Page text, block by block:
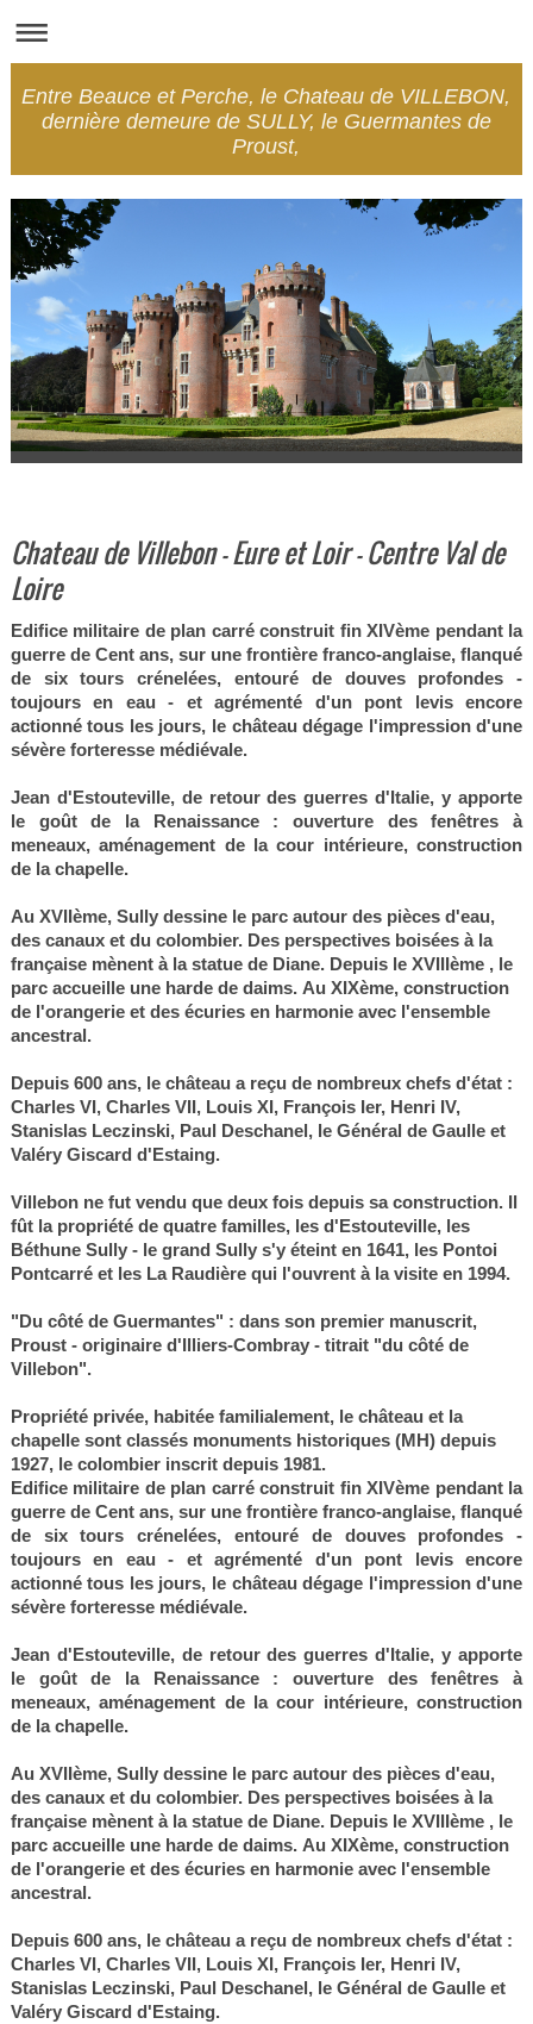
Entre Beauce et Perche, le Chateau de VILLEBON,
dernière demeure de SULLY, le Guermantes de
Proust,
Chateau de Villebon - Eure et Loir - Centre Val de
Loire
Edifice militaire de plan carré construit fin XIVème pendant la
guerre de Cent ans, sur une frontière franco-anglaise, flanqué
de six tours crénelées, entouré de douves profondes -
toujours en eau - et agrémenté d'un pont levis encore
actionné tous les jours, le château dégage l'impression d'une
sévère forteresse médiévale.
Jean d'Estouteville, de retour des guerres d'Italie, y apporte
le goût de la Renaissance : ouverture des fenêtres à
meneaux, aménagement de la cour intérieure, construction
de la chapelle.
Au XVIIème, Sully dessine le parc autour des pièces d'eau,
des canaux et du colombier. Des perspectives boisées à la
française mènent à la statue de Diane. Depuis le XVIIIème , le
parc accueille une harde de daims. Au XIXème, construction
de l'orangerie et des écuries en harmonie avec l'ensemble
ancestral.
Depuis 600 ans, le château a reçu de nombreux chefs d'état :
Charles VI, Charles VII, Louis XI, François Ier, Henri IV,
Stanislas Leczinski, Paul Deschanel, le Général de Gaulle et
Valéry Giscard d'Estaing.
Villebon ne fut vendu que deux fois depuis sa construction. Il
fût la propriété de quatre familles, les d'Estouteville, les
Béthune Sully - le grand Sully s'y éteint en 1641, les Pontoi
Pontcarré et les La Raudière qui l'ouvrent à la visite en 1994.
"Du côté de Guermantes" : dans son premier manuscrit,
Proust - originaire d'Illiers-Combray - titrait "du côté de
Villebon".
Propriété privée, habitée familialement, le château et la
chapelle sont classés monuments historiques (MH) depuis
1927, le colombier inscrit depuis 1981.
Edifice militaire de plan carré construit fin XIVème pendant la
guerre de Cent ans, sur une frontière franco-anglaise, flanqué
de six tours crénelées, entouré de douves profondes -
toujours en eau - et agrémenté d'un pont levis encore
actionné tous les jours, le château dégage l'impression d'une
sévère forteresse médiévale.
Jean d'Estouteville, de retour des guerres d'Italie, y apporte
le goût de la Renaissance : ouverture des fenêtres à
meneaux, aménagement de la cour intérieure, construction
de la chapelle.
Au XVIIème, Sully dessine le parc autour des pièces d'eau,
des canaux et du colombier. Des perspectives boisées à la
française mènent à la statue de Diane. Depuis le XVIIIème , le
parc accueille une harde de daims. Au XIXème, construction
de l'orangerie et des écuries en harmonie avec l'ensemble
ancestral.
Depuis 600 ans, le château a reçu de nombreux chefs d'état :
Charles VI, Charles VII, Louis XI, François Ier, Henri IV,
Stanislas Leczinski, Paul Deschanel, le Général de Gaulle et
Valéry Giscard d'Estaing.